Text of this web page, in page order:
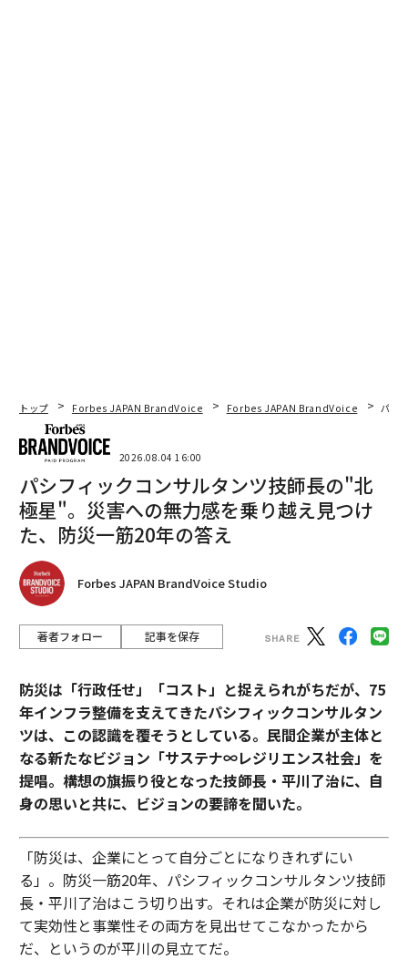
トップ Forbes JAPAN BrandVoice Forbes JAPAN BrandVoice パシ
2026.08.04 16:00
パシフィックコンサルタンツ技師長の"北
極星"。災害への無力感を乗り越え見つけ
た、防災一筋20年の答え
Forbes JAPAN BrandVoice Studio
著者フォロー 記事を保存
防災は「行政任せ」「コスト」と捉えられがちだが、75
年インフラ整備を支えてきたパシフィックコンサルタン
ツは、この認識を覆そうとしている。民間企業が主体と
なる新たなビジョン「サステナ∞レジリエンス社会」を
提唱。構想の旗振り役となった技師長・平川了治に、自
身の思いと共に、ビジョンの要諦を聞いた。
「防災は、企業にとって自分ごとになりきれずにい
る」。防災一筋20年、パシフィックコンサルタンツ技師
長・平川了治はこう切り出す。それは企業が防災に対し
て実効性と事業性その両方を見出せてこなかったから
だ、というのが平川の見立てだ。